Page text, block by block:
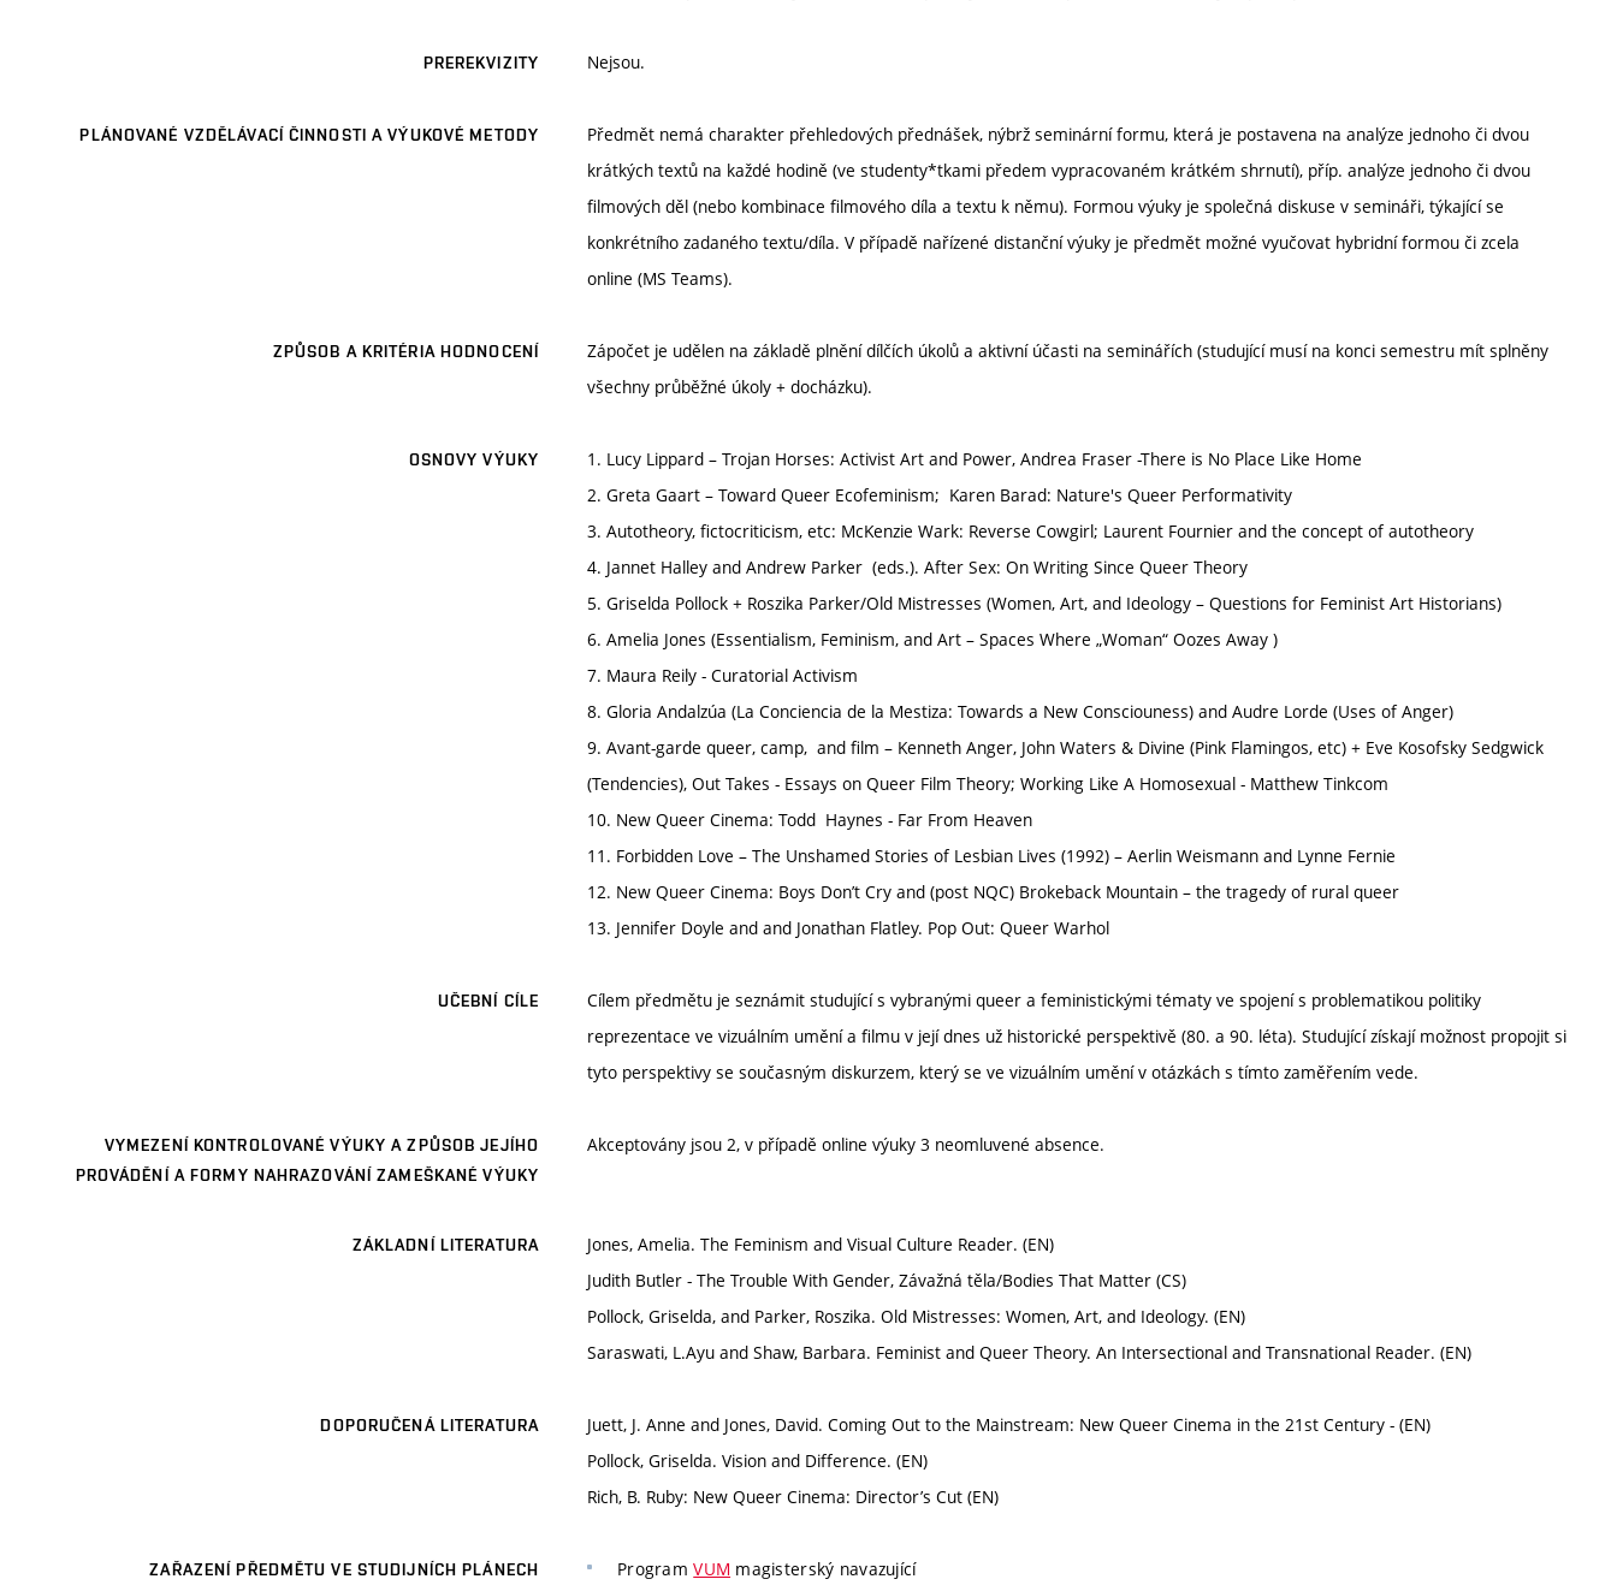
PREREKVIZITY Nejsou.
PLÁNOVANÉ VZDĚLÁVACÍ ČINNOSTI A VÝUKOVÉ METODY
Předmět nemá charakter přehledových přednášek, nýbrž seminární formu, která je postavena na analýze jednoho či dvou
krátkých textů na každé hodině (ve studenty*tkami předem vypracovaném krátkém shrnutí), příp. analýze jednoho či dvou
filmových děl (nebo kombinace filmového díla a textu k němu). Formou výuky je společná diskuse v semináři, týkající se
konkrétního zadaného textu/díla. V případě nařízené distanční výuky je předmět možné vyučovat hybridní formou či zcela
online (MS Teams).
ZPŮSOB A KRITÉRIA HODNOCENÍ
Zápočet je udělen na základě plnění dílčích úkolů a aktivní účasti na seminářích (studující musí na konci semestru mít splněny
všechny průběžné úkoly + docházku).
OSNOVY VÝUKY
1. Lucy Lippard – Trojan Horses: Activist Art and Power, Andrea Fraser -There is No Place Like Home
2. Greta Gaart – Toward Queer Ecofeminism; Karen Barad: Nature's Queer Performativity
3. Autotheory, fictocriticism, etc: McKenzie Wark: Reverse Cowgirl; Laurent Fournier and the concept of autotheory
4. Jannet Halley and Andrew Parker (eds.). After Sex: On Writing Since Queer Theory
5. Griselda Pollock + Roszika Parker/Old Mistresses (Women, Art, and Ideology – Questions for Feminist Art Historians)
6. Amelia Jones (Essentialism, Feminism, and Art – Spaces Where „Woman“ Oozes Away )
7. Maura Reily - Curatorial Activism
8. Gloria Andalzúa (La Conciencia de la Mestiza: Towards a New Consciouness) and Audre Lorde (Uses of Anger)
9. Avant-garde queer, camp, and film – Kenneth Anger, John Waters & Divine (Pink Flamingos, etc) + Eve Kosofsky Sedgwick
(Tendencies), Out Takes - Essays on Queer Film Theory; Working Like A Homosexual - Matthew Tinkcom
10. New Queer Cinema: Todd Haynes - Far From Heaven
11. Forbidden Love – The Unshamed Stories of Lesbian Lives (1992) – Aerlin Weismann and Lynne Fernie
12. New Queer Cinema: Boys Don’t Cry and (post NQC) Brokeback Mountain – the tragedy of rural queer
13. Jennifer Doyle and and Jonathan Flatley. Pop Out: Queer Warhol
UČEBNÍ CÍLE
Cílem předmětu je seznámit studující s vybranými queer a feministickými tématy ve spojení s problematikou politiky
reprezentace ve vizuálním umění a filmu v její dnes už historické perspektivě (80. a 90. léta). Studující získají možnost propojit si
tyto perspektivy se současným diskurzem, který se ve vizuálním umění v otázkách s tímto zaměřením vede.
VYMEZENÍ KONTROLOVANÉ VÝUKY A ZPŮSOB JEJÍHO
PROVÁDĚNÍ A FORMY NAHRAZOVÁNÍ ZAMEŠKANÉ VÝUKY
Akceptovány jsou 2, v případě online výuky 3 neomluvené absence.
ZÁKLADNÍ LITERATURA
Jones, Amelia. The Feminism and Visual Culture Reader. (EN)
Judith Butler - The Trouble With Gender, Závažná těla/Bodies That Matter (CS)
Pollock, Griselda, and Parker, Roszika. Old Mistresses: Women, Art, and Ideology. (EN)
Saraswati, L.Ayu and Shaw, Barbara. Feminist and Queer Theory. An Intersectional and Transnational Reader. (EN)
DOPORUČENÁ LITERATURA
Juett, J. Anne and Jones, David. Coming Out to the Mainstream: New Queer Cinema in the 21st Century - (EN)
Pollock, Griselda. Vision and Difference. (EN)
Rich, B. Ruby: New Queer Cinema: Director’s Cut (EN)
ZAŘAZENÍ PŘEDMĚTU VE STUDIJNÍCH PLÁNECH ProgramVUM magisterský navazující